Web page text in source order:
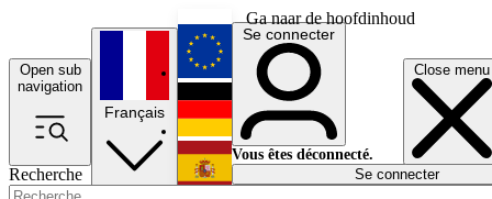
Ga naar de hoofdinhoud
Open sub
navigation
Close menu
Recherche
Français
English
Deutsch
Español
Se connecter
Vous êtes déconnecté.
Se connecter